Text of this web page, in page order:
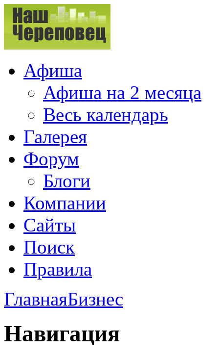
Афиша
Афиша на 2 месяца
Весь календарь
Галерея
Форум
Блоги
Компании
Сайты
Поиск
Правила
ГлавнаяБизнес
Навигация